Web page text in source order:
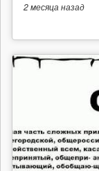
2 месяца назад